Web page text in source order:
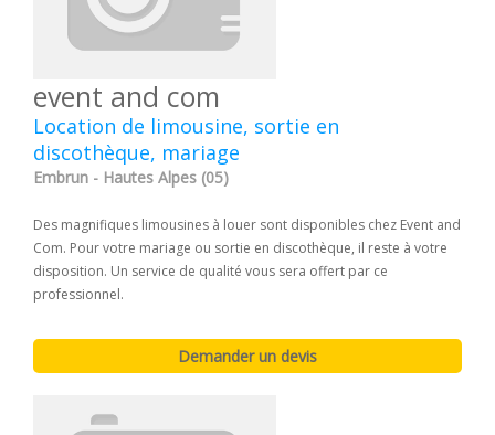
event and com
Location de limousine, sortie en
discothèque, mariage
Embrun - Hautes Alpes (05)
Des magnifiques limousines à louer sont disponibles chez Event and
Com. Pour votre mariage ou sortie en discothèque, il reste à votre
disposition. Un service de qualité vous sera offert par ce
professionnel.